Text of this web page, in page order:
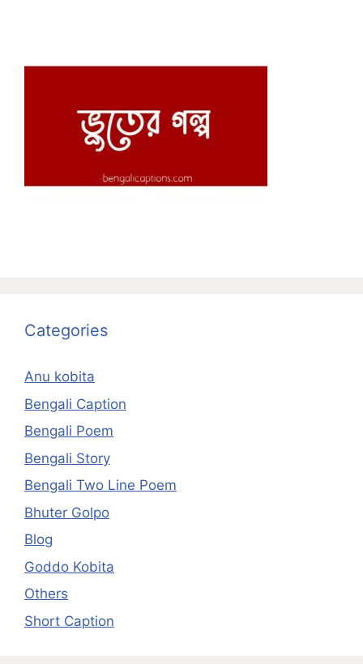
Categories
Anu kobita
Bengali Caption
Bengali Poem
Bengali Story
Bengali Two Line Poem
Bhuter Golpo
Blog
Goddo Kobita
Others
Short Caption